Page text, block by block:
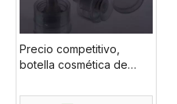
Precio competitivo,
botella cosmética de
de fábrica, venta al por